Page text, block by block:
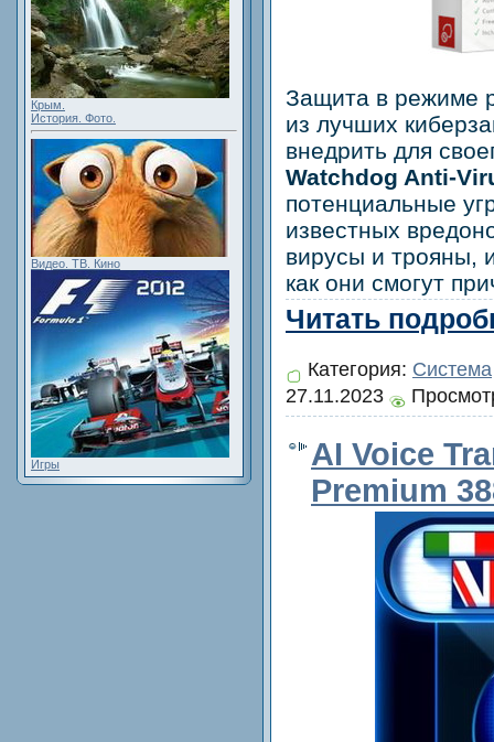
Крым.
История. Фото.
Видео. ТВ. Кино
Игры
Защита в режиме
из лучших
внедрить для
Watchdog Anti-
потенциальные
известных
вирусы и трояны,
как они смогут
Читать
Категория: Система
27.11.2023
AI Voice
Premium